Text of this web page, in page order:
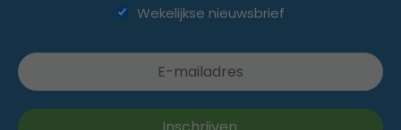
Wekelijkse nieuwsbrief